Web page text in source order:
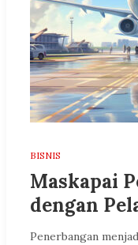
BISNIS
Maskapai
dengan
Penerbangan